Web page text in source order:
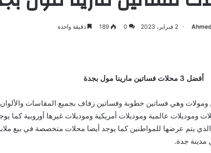
Ahmed 2 فبراير، 2023 0
189 دقيقة واحدة
أفضل 3 محلات فساتين مارينا مول بجدة
ومولات وهي فساتين خطوبة وفساتين زفاف بجميع المقاسات
عالمية وموديلات أمريكية وموديلات غيرها أوروبية كما
يتم عرضها للمواطنين كما يوجد أيضا محلات متخصصة في بيع
مدينة جدة.